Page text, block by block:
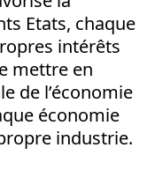
Etats, chaque
intérêts
mettre en
de l’économie
économie
industrie.